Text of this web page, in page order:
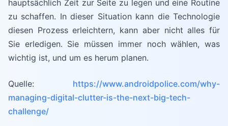
hauptsächlich Zeit zur Seite zu legen und eine Routine
zu schaffen. In dieser Situation kann die Technologie
diesen Prozess erleichtern, kann aber nicht alles für
Sie erledigen. Sie müssen immer noch wählen, was
wichtig ist, und um es herum planen.
Quelle: https://www.androidpolice.com/why-
managing-digital-clutter-is-the-next-big-tech-
challenge/